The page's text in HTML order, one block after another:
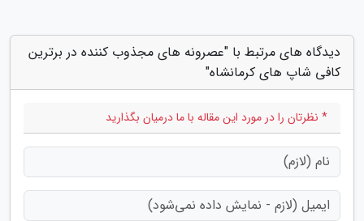
دیدگاه های مرتبط با "عصرونه های مجذوب کننده در برترین
کافی شاپ های کرمانشاه"
* نظرتان را در مورد این مقاله با ما درمیان بگذارید